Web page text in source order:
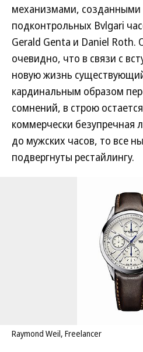
механизмами, созданными
подконтрольных Bvlgari
Gerald Genta и Daniel Roth.
очевидно, что в связи с
новую жизнь
кардинальным образом
сомнений, в строю
коммерчески безупречная
до мужских часов, то все
подвергнуты рестайлингу.
Raymond Weil, Freelancer